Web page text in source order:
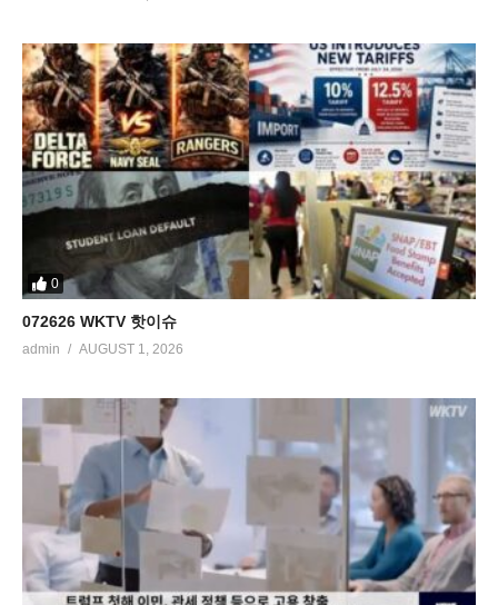
0
072626 WKTV 핫이슈
admin AUGUST 1, 2026